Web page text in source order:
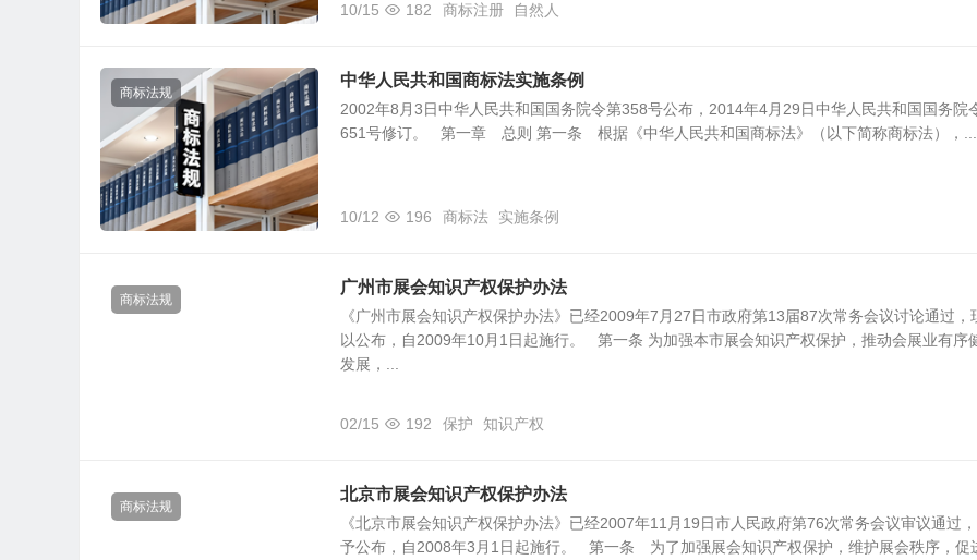
10/15 182 商标注册 自然人
商标法规
中华人民共和国商标法实施条例
2002年8月3日中华人民共和国国务院令第358号公布，2014年4月29日中华人民共和国国务院
651号修订。 第一章 总则 第一条 根据《中华人民共和国商标法》（以下简称商标法），...
10/12 196 商标法 实施条例
商标法规
广州市展会知识产权保护办法
《广州市展会知识产权保护办法》已经2009年7月27日市政府第13届87次常务会议讨论通过，
以公布，自2009年10月1日起施行。 第一条 为加强本市展会知识产权保护，推动会展业有序
发展，...
02/15 192 保护 知识产权
商标法规
北京市展会知识产权保护办法
《北京市展会知识产权保护办法》已经2007年11月19日市人民政府第76次常务会议审议通过
予公布，自2008年3月1日起施行。 第一条 为了加强展会知识产权保护，维护展会秩序，促